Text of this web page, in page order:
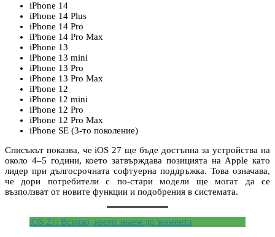
iPhone 14
iPhone 14 Plus
iPhone 14 Pro
iPhone 14 Pro Max
iPhone 13
iPhone 13 mini
iPhone 13 Pro
iPhone 13 Pro Max
iPhone 12
iPhone 12 mini
iPhone 12 Pro
iPhone 12 Pro Max
iPhone SE (3-то поколение)
Списъкът показва, че iOS 27 ще бъде достъпна за устройства на
около 4–5 години, което затвърждава позицията на Apple като
лидер при дългосрочната софтуерна поддръжка. Това означава,
че дори потребители с по-стари модели ще могат да се
възползват от новите функции и подобрения в системата.
iOS 27: Всичко, което знаем до момента